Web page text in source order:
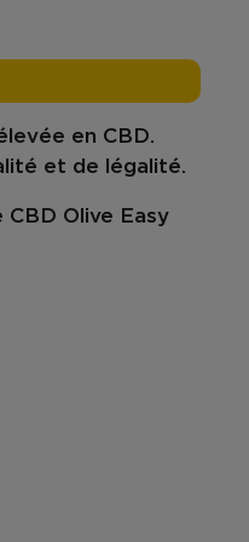
en CBD.
et de légalité.
CBD Olive Easy